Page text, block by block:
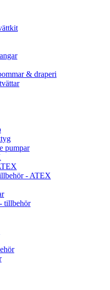
& draperi
pumpar
- ATEX
tillbehör